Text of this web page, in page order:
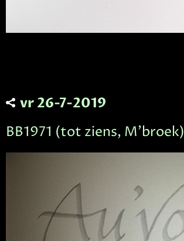
vr 26-7-2019
BB1971 (tot ziens, M'broek)